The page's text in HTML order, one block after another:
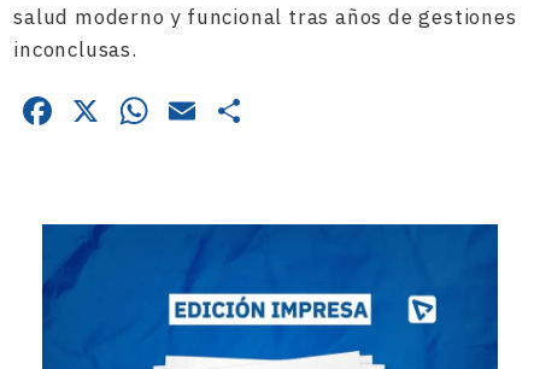
salud moderno y funcional tras años de gestiones
inconclusas.
Facebook
X WhatsApp
Email